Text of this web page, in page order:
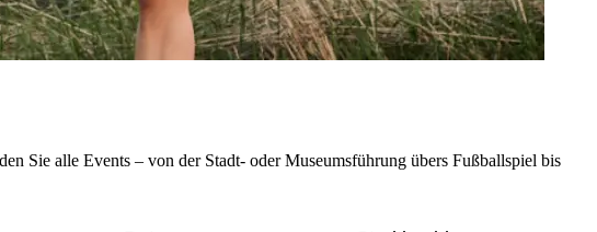
Sie alle Events – von der Stadt- oder Museumsführung übers Fußballspiel bis